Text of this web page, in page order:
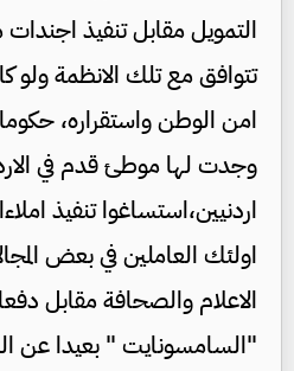
التمويل مقابل تنفيذ
تتوافق مع تلك الانظمة
امن الوطن واستقراره،
وجدت لها موطئ قدم في
اردنيين،استساغوا تنفيذ
اولئك العاملين في بعض
الاعلام والصحافة مقابل
"السامسونايت " بعيدا عن